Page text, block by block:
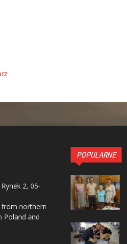
2, 05-
northern
Poland and
POPULARNE